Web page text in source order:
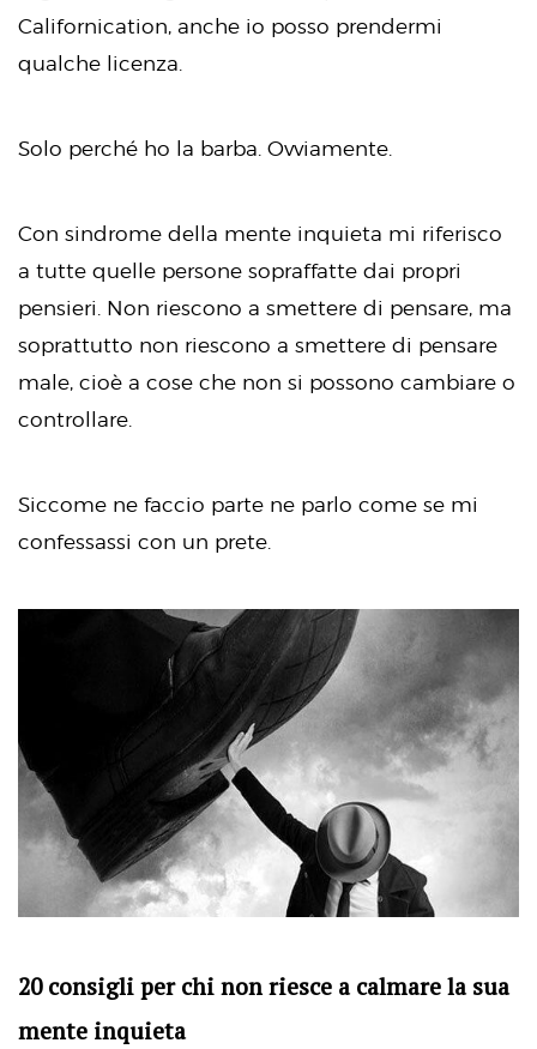
Californication, anche io posso prendermi
qualche licenza.
Solo perché ho la barba. Ovviamente.
Con sindrome della mente inquieta mi riferisco
a tutte quelle persone sopraffatte dai propri
pensieri. Non riescono a smettere di pensare, ma
soprattutto non riescono a smettere di pensare
male, cioè a cose che non si possono cambiare o
controllare.
Siccome ne faccio parte ne parlo come se mi
confessassi con un prete.
20 consigli per chi non riesce a calmare la sua
mente inquieta